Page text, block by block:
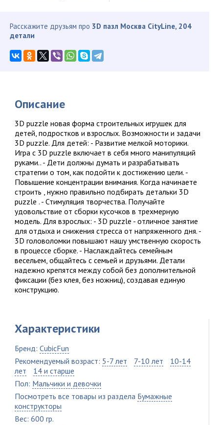
Расскажите друзьям про 3D пазл Москва CityLine, 204
детали
Описание
3D puzzle новая форма строительных игрушек для
детей, подростков и взрослых. Возможности и задачи
3D puzzle. Для детей: - Развитие мелкой моторики.
Игра с 3D puzzle включает в себя много манипуляций
руками.. - Дети должны думать и разрабатывать
стратегии о том, как подойти к достижению цели. -
Повышение концентрации внимания. Когда начинаете
строить , нужно правильно подбирать детальки 3D
puzzle . - Стимуляция творчества. Получайте
удовольствие от сборки кусочков в трехмерную
модель. Для взрослых: - 3D puzzle - отличное занятие
для отдыха и снижения стресса от напряженного дня. -
3D головоломки повышают нашу умственную скорость
в процессе сборке. - Наслаждайтесь семейным
весельем, общайтесь с семьей и друзьями. Детали
надежно крепятся между собой без дополнительной
фиксации (без клея, без ножниц), создавая единую
конструкцию.
Характеристики
Бренд: CubicFun
Рекомендуемый возраст: 5-7 лет 7-10 лет
10-14
лет
14 и старше
Пол: Мальчики и девочки
Посмотреть все товары из раздела Бумажные
конструкторы
Вес: 600 гр.